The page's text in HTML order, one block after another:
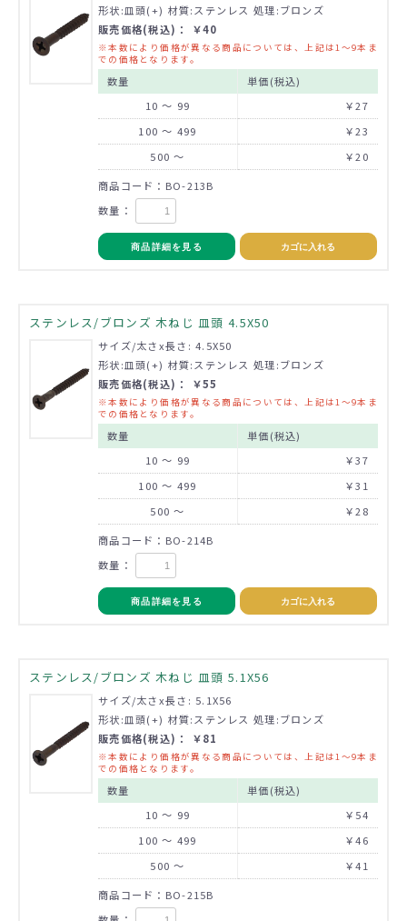
形状:皿頭(+) 材質:ステンレス 処理:ブロンズ
販売価格(税込)： ￥40
※本数により価格が異なる商品については、上記は1～9本ま
での価格となります。
数量
単価(税込)
10 ～ 99
￥27
100 ～ 499
￥23
500 ～
￥20
商品コード：BO-213B
数量：
商品詳細を見る カゴに入れる
ステンレス/ブロンズ 木ねじ 皿頭 4.5X50
サイズ/太さx長さ: 4.5X50
形状:皿頭(+) 材質:ステンレス 処理:ブロンズ
販売価格(税込)： ￥55
※本数により価格が異なる商品については、上記は1～9本ま
での価格となります。
数量
単価(税込)
10 ～ 99
￥37
100 ～ 499
￥31
500 ～
￥28
商品コード：BO-214B
数量：
商品詳細を見る カゴに入れる
ステンレス/ブロンズ 木ねじ 皿頭 5.1X56
サイズ/太さx長さ: 5.1X56
形状:皿頭(+) 材質:ステンレス 処理:ブロンズ
販売価格(税込)： ￥81
※本数により価格が異なる商品については、上記は1～9本ま
での価格となります。
数量
単価(税込)
10 ～ 99
￥54
100 ～ 499
￥46
500 ～
￥41
商品コード：BO-215B